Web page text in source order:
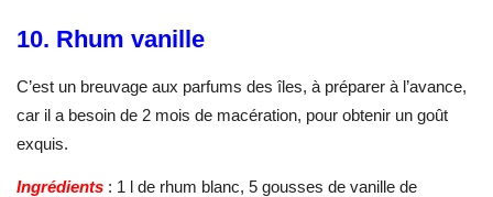
10. Rhum vanille
C’est un breuvage aux parfums des îles, à préparer à l’avance,
car il a besoin de 2 mois de macération, pour obtenir un goût
exquis.
Ingrédients : 1 l de rhum blanc, 5 gousses de vanille de